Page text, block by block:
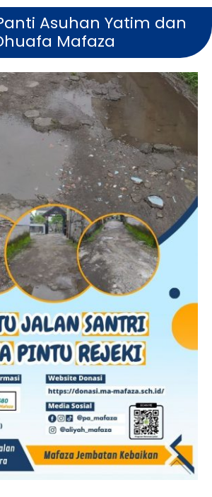
Asuhan Yatim dan
Mafaza